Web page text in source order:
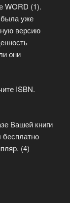
WORD (1).
уже
версию
они
ISBN.
Вашей книги
бесплатно
(4)